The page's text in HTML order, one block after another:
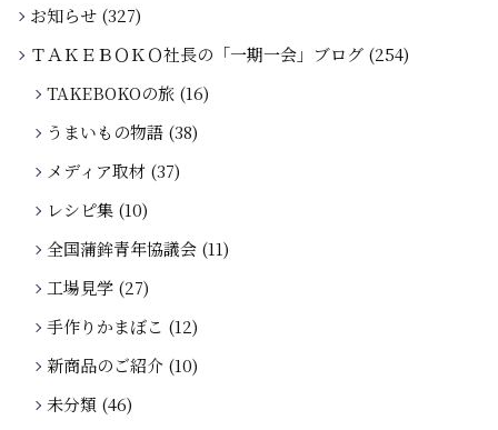
お知らせ (327)
ＴＡＫＥＢＯＫＯ社長の「一期一会」ブログ (254)
TAKEBOKOの旅 (16)
うまいもの物語 (38)
メディア取材 (37)
レシピ集 (10)
全国蒲鉾青年協議会 (11)
工場見学 (27)
手作りかまぼこ (12)
新商品のご紹介 (10)
未分類 (46)